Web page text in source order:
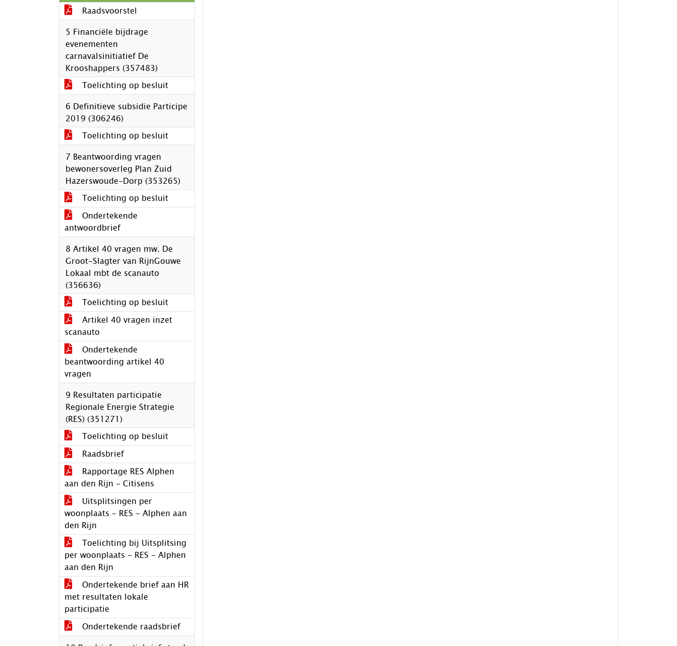
Raadsvoorstel
5 Financiële bijdrage
evenementen
carnavalsinitiatief De
Krooshappers (357483)
Toelichting op besluit
6 Definitieve subsidie Participe
2019 (306246)
Toelichting op besluit
7 Beantwoording vragen
bewonersoverleg Plan Zuid
Hazerswoude-Dorp (353265)
Toelichting op besluit
Ondertekende
antwoordbrief
8 Artikel 40 vragen mw. De
Groot-Slagter van RijnGouwe
Lokaal mbt de scanauto
(356636)
Toelichting op besluit
Artikel 40 vragen inzet
scanauto
Ondertekende
beantwoording artikel 40
vragen
9 Resultaten participatie
Regionale Energie Strategie
(RES) (351271)
Toelichting op besluit
Raadsbrief
Rapportage RES Alphen
aan den Rijn - Citisens
Uitsplitsingen per
woonplaats - RES - Alphen aan
den Rijn
Toelichting bij Uitsplitsing
per woonplaats - RES - Alphen
aan den Rijn
Ondertekende brief aan HR
met resultaten lokale
participatie
Ondertekende raadsbrief